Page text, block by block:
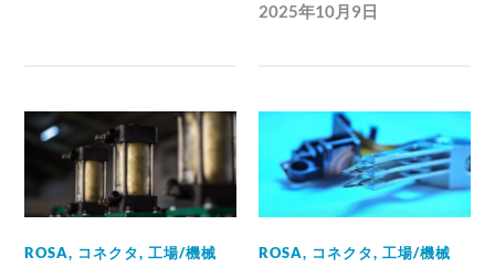
2025年10月9日
ROSA, コネクタ,工場/機械 ROSA, コネクタ,工場/機械